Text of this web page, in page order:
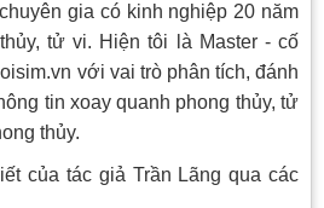
gia có kinh nghiệp 20 năm
tử vi. Hiện tôi là Master - cố
với vai trò phân tích, đánh
tin xoay quanh phong thủy, tử
thủy.
của tác giả Trần Lãng qua các